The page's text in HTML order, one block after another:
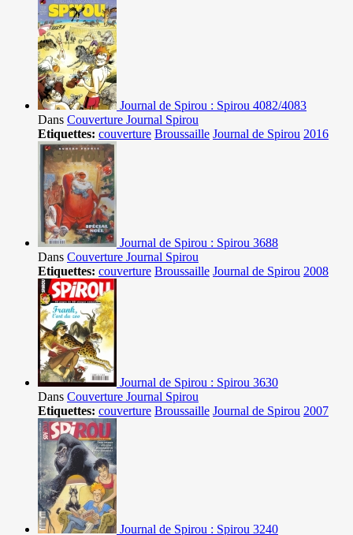
Journal de Spirou : Spirou 4082/4083
Dans Couverture Journal Spirou
Etiquettes: couverture Broussaille Journal de Spirou 2016
Journal de Spirou : Spirou 3688
Dans Couverture Journal Spirou
Etiquettes: couverture Broussaille Journal de Spirou 2008
Journal de Spirou : Spirou 3630
Dans Couverture Journal Spirou
Etiquettes: couverture Broussaille Journal de Spirou 2007
Journal de Spirou : Spirou 3240